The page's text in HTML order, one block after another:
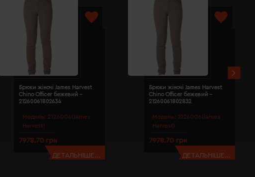
Модель: 2126006(James
Harvest)
Брюки жіночі James Harvest
Chino Officer бежевий -
21260061802634
7978.70 грн
ДЕТАЛЬНІШЕ...
Модель: 2126006(James
Harvest)
Брюки жіночі James Harvest
Chino Officer бежевий -
21260061802832
7978.70 грн
ДЕТАЛЬНІШЕ...